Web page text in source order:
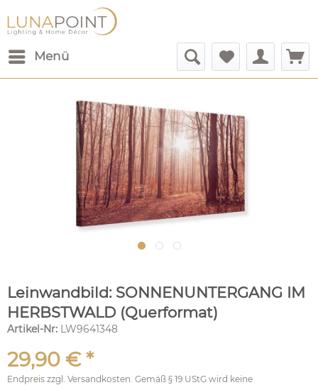
Menü
Leinwandbild: SONNENUNTERGANG IM
HERBSTWALD (Querformat)
Artikel-Nr: LW9641348
29,90 € *
Endpreis zzgl. Versandkosten. Gemäß § 19 UStG wird keine